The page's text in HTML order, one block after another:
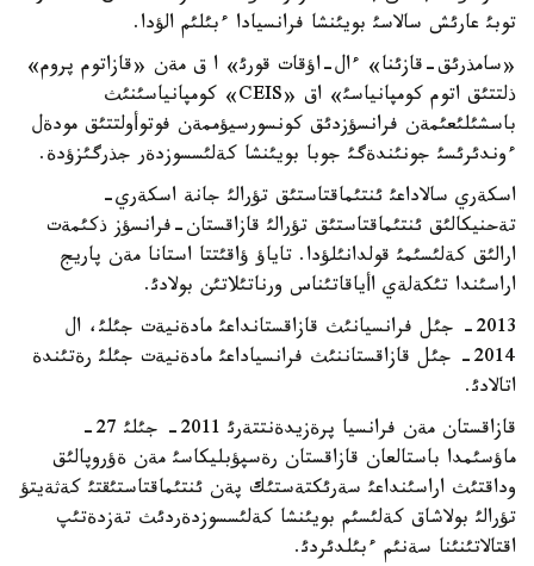
توبئ عارئش سالاسئ بويئنشا فرانسيادا ءبئلئم الؤدا.
«سامذرئق-قازئنا» ءال-اؤقات قورئ» ا ق مةن «قازاتوم پروم»
ذلتتئق اتوم كومپانياسئ» اق «CEIS» كومپانياسئنئث
باسشئلئعئمةن فرانسؤزدئق كونسورسيؤممةن فوتوأولتتئق مودةل
ءوندئرئسئ جونئندةگئ جوبا بويئنشا كةلئسسوزدةر جذرگئزؤدة.
اسكةري سالاداعئ ئنتئماقتاستئق تؤرالئ جانة اسكةري-
تةحنيكالئق ئنتئماقتاستئق تؤرالئ قازاقستان-فرانسؤز ذكئمةت
ارالئق كةلئسئمئ قولدانئلؤدا. تاياؤ ؤاقئتتا استانا مةن پاريج
اراسئندا تئكةلةي اأياقاتئناس ورناتئلاتئن بولادئ.
2013- جئل فرانسيانئث قازاقستانداعئ مادةنيةت جئلئ، ال
2014- جئل قازاقستاننئث فرانسياداعئ مادةنيةت جئلئ رةتئندة
اتالادئ.
قازاقستان مةن فرانسيا پرةزيدةنتتةرئ 2011- جئلئ 27-
ماؤسئمدا باستالعان قازاقستان رةسپؤبليكاسئ مةن ةؤروپالئق
وداقتئث اراسئنداعئ سةرئكتةستئك پةن ئنتئماقتاستئقتئ كةثةيتؤ
تؤرالئ بولاشاق كةلئسئم بويئنشا كةلئسسوزدةردئث تةزدةتئپ
اقتالاتئنئنا سةنئم ءبئلدئردئ.